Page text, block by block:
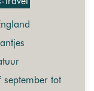
september tot